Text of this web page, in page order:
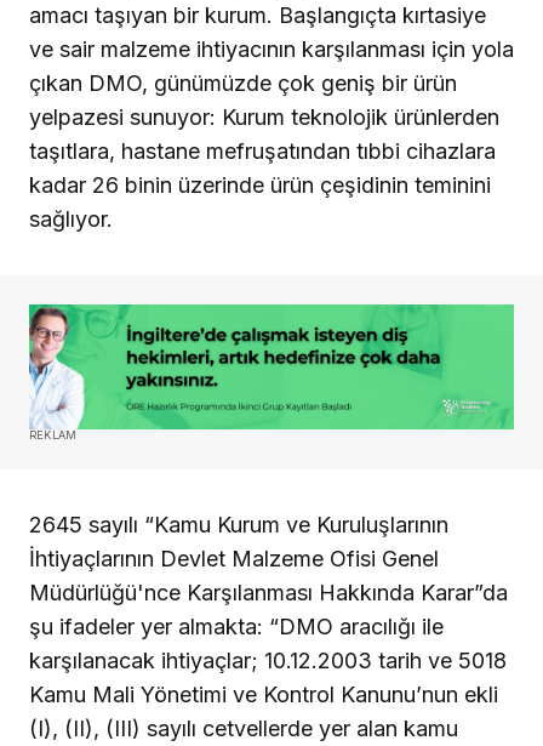
amacı taşıyan bir kurum. Başlangıçta kırtasiye
ve sair malzeme ihtiyacının karşılanması için yola
çıkan DMO, günümüzde çok geniş bir ürün
yelpazesi sunuyor: Kurum teknolojik ürünlerden
taşıtlara, hastane mefruşatından tıbbi cihazlara
kadar 26 binin üzerinde ürün çeşidinin teminini
sağlıyor.
REKLAM
2645 sayılı “Kamu Kurum ve Kuruluşlarının
İhtiyaçlarının Devlet Malzeme Ofisi Genel
Müdürlüğü'nce Karşılanması Hakkında Karar”da
şu ifadeler yer almakta: “DMO aracılığı ile
karşılanacak ihtiyaçlar; 10.12.2003 tarih ve 5018
Kamu Mali Yönetimi ve Kontrol Kanunu’nun ekli
(I), (II), (III) sayılı cetvellerde yer alan kamu